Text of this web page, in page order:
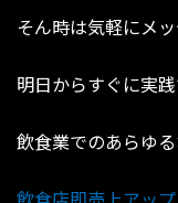
そん時は気軽にメ
明日からすぐに実
飲食業でのあらゆ